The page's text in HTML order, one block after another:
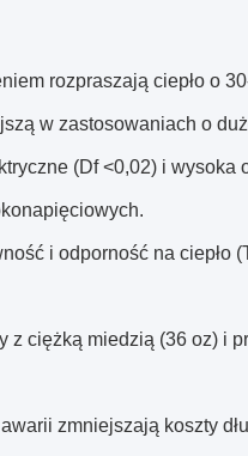
rozpraszają ciepło o
w zastosowaniach o
(Df <0,02) i
i odporność na ciepło
ciężką miedzią (36 oz) i
zmniejszają koszty